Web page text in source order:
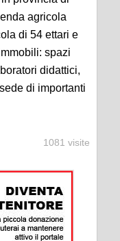
agricola
di 54 ettari e
spazi
didattici,
di importanti
1081 visite